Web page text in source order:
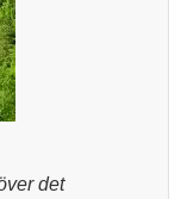
det